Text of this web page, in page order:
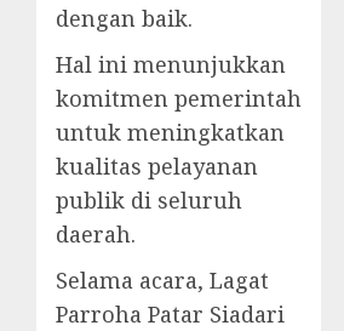
dengan baik.
Hal ini menunjukkan
komitmen pemerintah
untuk meningkatkan
kualitas pelayanan
publik di seluruh
daerah.
Selama acara, Lagat
Parroha Patar Siadari